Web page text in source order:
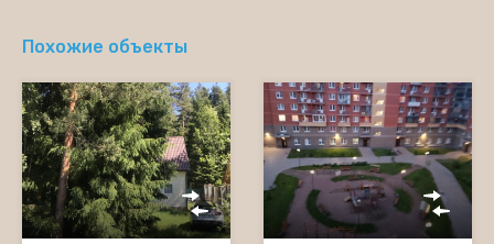
Похожие объекты